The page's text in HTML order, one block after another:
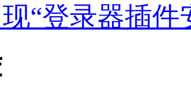
“登录器插件